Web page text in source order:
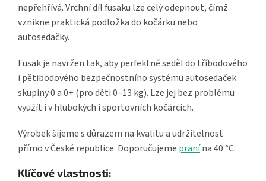
nepřehřívá. Vrchní díl fusaku lze celý odepnout, čímž
vznikne praktická podložka do kočárku nebo
autosedačky.
Fusak je navržen tak, aby perfektně seděl do tříbodového
i pětibodového bezpečnostního systému autosedaček
skupiny 0 a 0+ (pro děti 0–13 kg). Lze jej bez problému
využít i v hlubokých i sportovních kočárcích.
Výrobek šijeme s důrazem na kvalitu a udržitelnost
přímo v České republice. Doporučujeme pranína 40 °C.
Klíčové vlastnosti: